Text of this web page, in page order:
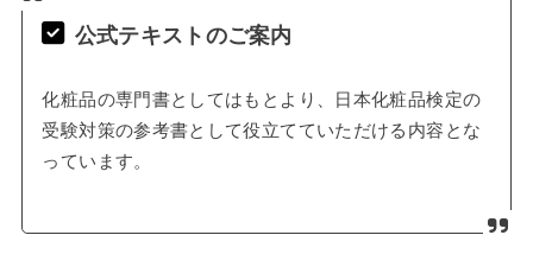
公式テキストのご案内
化粧品の専門書としてはもとより、日本化粧品検定の
受験対策の参考書として役立てていただける内容とな
っています。